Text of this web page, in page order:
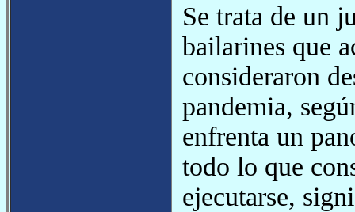
Se trata de un
bailarines que
consideraron
pandemia,
enfrenta un
todo lo que
ejecutarse,